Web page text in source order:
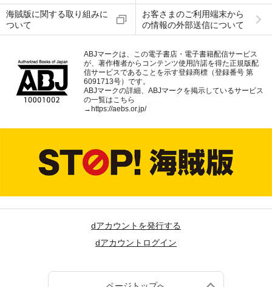
海賊版に関する取り組みに
ついて
お客さまのご利用端末から
の情報の外部送信について
ABJマークは、この電子書店・電子書籍配信サービス
が、著作権者からコンテンツ使用許諾を得た正規版配
信サービスであることを示す登録商標（登録番号 第
6091713号）です。
ABJマークの詳細、ABJマークを掲示しているサービス
の一覧はこちら
→https://aebs.or.jp/
dアカウントを発行する
dアカウントログイン